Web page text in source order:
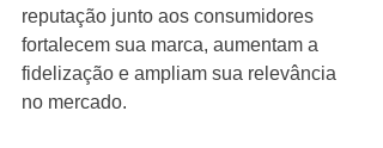
reputação junto aos consumidores
fortalecem sua marca, aumentam a
fidelização e ampliam sua relevância
no mercado.